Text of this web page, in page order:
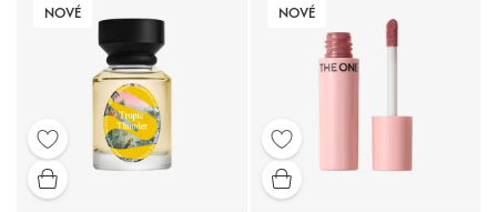
NOVÉ NOVÉ